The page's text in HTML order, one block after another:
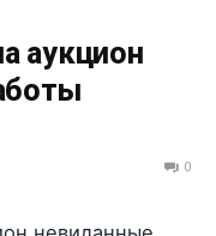
аукцион
0